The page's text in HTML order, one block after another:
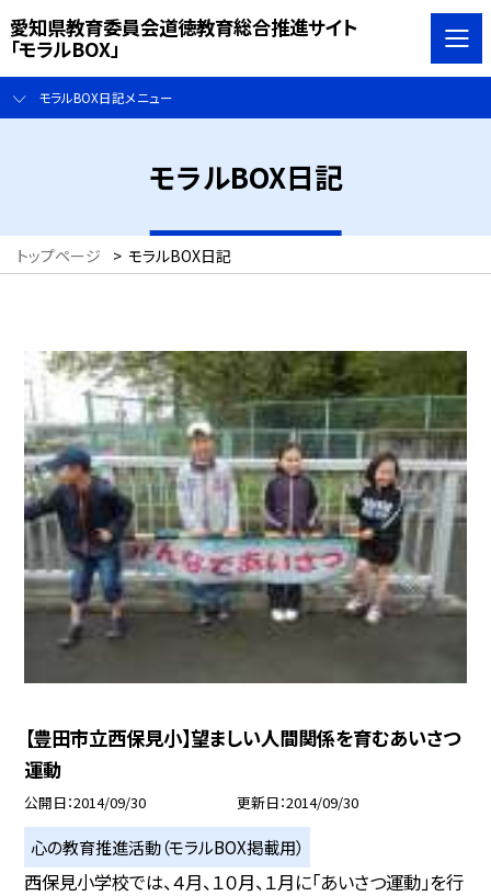
愛知県教育委員会道徳教育総合推進サイト
「モラルBOX」
モラルBOX日記メニュー
モラルBOX日記
トップページ > モラルBOX日記
【豊田市立西保見小】望ましい人間関係を育むあいさつ
運動
公開日 2014/09/30 更新日 2014/09/30
心の教育推進活動（モラルBOX掲載用）
西保見小学校では、４月、１０月、１月に「あいさつ運動」を行